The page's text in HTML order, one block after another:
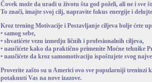
Čovek može da uradi u životu šta god poželi, ali ne i sve
To znači, imajte svoj cilj, napravite fokus energije i
Kroz trening Motivacije i Postavljanje ciljeva bolje ćete
• samog sebe,
• shvatićete vezu izmedju ličnih i profesionalnih ciljeva,
• naučićete kako da praktično primenite Moćne tehnike
• naučićete da kroz samomotivaciju ispoštujete svog
Proverite zašto su u Americi ovo sve popularniji treninzi
potaknuti Vas na nove izazove.